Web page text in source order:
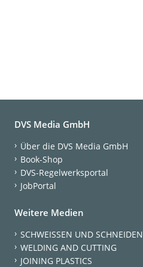
DVS Media GmbH
Über die DVS Media GmbH
Book-Shop
DVS-Regelwerksportal
JobPortal
Weitere Medien
SCHWEISSEN UND SCHNEIDEN
WELDING AND CUTTING
JOINING PLASTICS